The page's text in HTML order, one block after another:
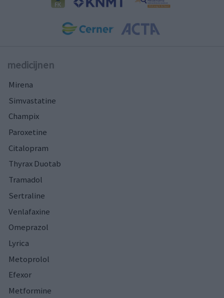
medicijnen
Mirena
Simvastatine
Champix
Paroxetine
Citalopram
Thyrax Duotab
Tramadol
Sertraline
Venlafaxine
Omeprazol
Lyrica
Metoprolol
Efexor
Metformine